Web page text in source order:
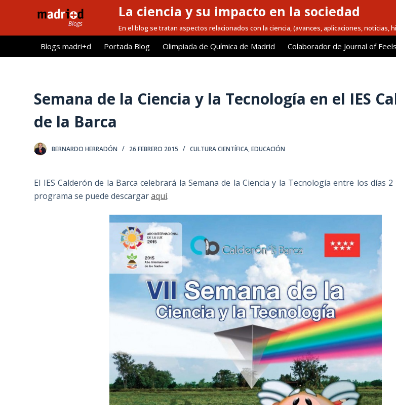
l
La ciencia y su impacto en la sociedad
En el blog se tratan aspectos relacionados con la ciencia, (avances, aplicaciones,
Blogs madri+d Portada Blog Olimpiada de Química de Madrid Colaborador de Journal of
Semana de la Ciencia y la Tecnología en el IES
de la Barca
BERNARDO HERRADÓN 26 FEBRERO 2015 CULTURA CIENTÍFICA,EDUCACIÓN
El IES Calderón de la Barca celebrará la Semana de la Ciencia y la Tecnología entre los días 2
programa se puede descargaraquí.